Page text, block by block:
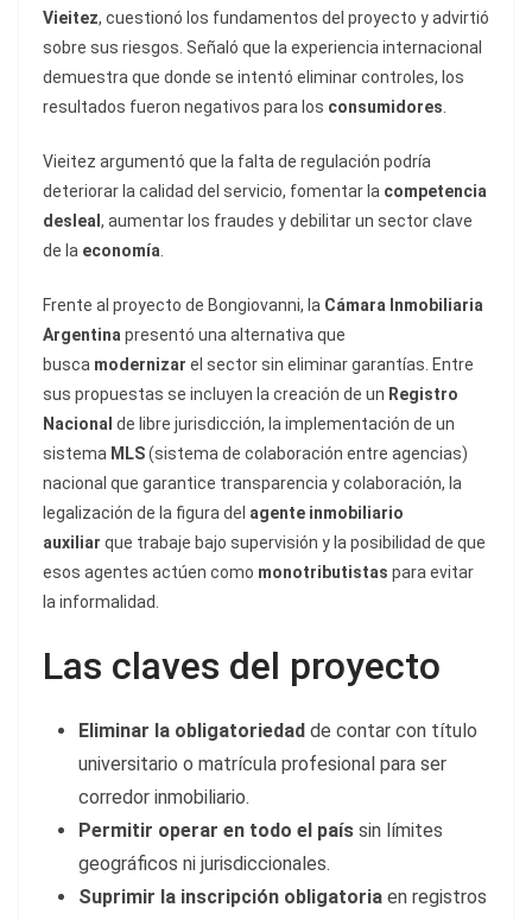
Vieitez, cuestionó los fundamentos del proyecto y advirtió
sobre sus riesgos. Señaló que la experiencia internacional
demuestra que donde se intentó eliminar controles, los
resultados fueron negativos para los consumidores.
Vieitez argumentó que la falta de regulación podría
deteriorar la calidad del servicio, fomentar la competencia
desleal , aumentar los fraudes y debilitar un sector clave
de la economía.
Frente al proyecto de Bongiovanni, la Cámara Inmobiliaria
Argentinapresentó una alternativa que
busca modernizar el sector sin eliminar garantías. Entre
sus propuestas se incluyen la creación de un Registro
Nacional de libre jurisdicción, la implementación de un
sistema MLS(sistema de colaboración entre agencias)
nacional que garantice transparencia y colaboración, la
legalización de la figura del agente inmobiliario
auxiliar que trabaje bajo supervisión y la posibilidad de que
esos agentes actúen como monotributistas para evitar
la informalidad.
Las claves del proyecto
Eliminar la obligatoriedad de contar con título
universitario o matrícula profesional para ser
corredor inmobiliario.
Permitir operar en todo el país sin límites
geográficos ni jurisdiccionales.
Suprimir la inscripción obligatoria en registros